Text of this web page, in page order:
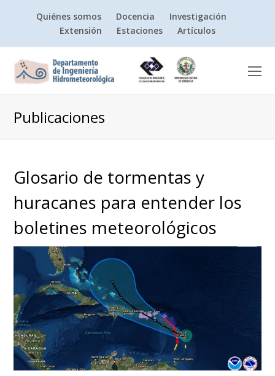
Quiénes somos Docencia
Investigación
Extensión
Estaciones Artículos
Publicaciones
Glosario de tormentas y
huracanes para entender los
boletines meteorológicos